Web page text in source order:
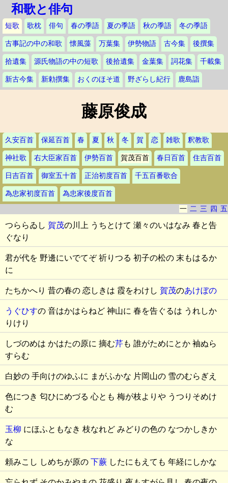
和歌と俳句
短歌 歌枕 俳句 春の季語 夏の季語 秋の季語 冬の季語
古事記の中の和歌 懐風藻 万葉集 伊勢物語 古今集 後撰集
拾遺集 源氏物語の中の短歌 後拾遺集 金葉集 詞花集 千載集
新古今集 新勅撰集 おくのほそ道 野ざらし紀行 鹿島詣
藤原俊成
久安百首 保延百首 春 夏 秋 冬 賀 恋 雑歌 釈教歌
神社歌 右大臣家百首 伊勢百首 賀茂百首 春日百首 住吉百首
日吉百首 御室五十首 正治初度百首 千五百番歌合
為忠家初度百首
為忠家後度百首
一 二 三 四 五
つららゐし 賀茂の川上 うちとけて 瀬々のいはなみ 春と告
ぐなり
君が代を 野邊にいでてぞ 祈りつる 初子の松の 末もはるか
に
たちかへり 昔の春の 恋しきは 霞をわけし 賀茂のあけぼの
うぐひすの 音はかはらねど 神山に 春を告ぐるは うれしか
りけり
しづのめは かはたの原に 摘む芹も 誰がためにとか 袖ぬら
すらむ
白妙の 手向けのゆふに まがふかな 片岡山の 雪のむらぎえ
色につき 匂ひにめづる 心とも 梅が枝よりや うつりそめけ
む
玉柳 にほふともなき 枝なれど みどりの色の なつかしきか
な
頼みこし しめちが原の 下蕨 したにもえても 年経にしかな